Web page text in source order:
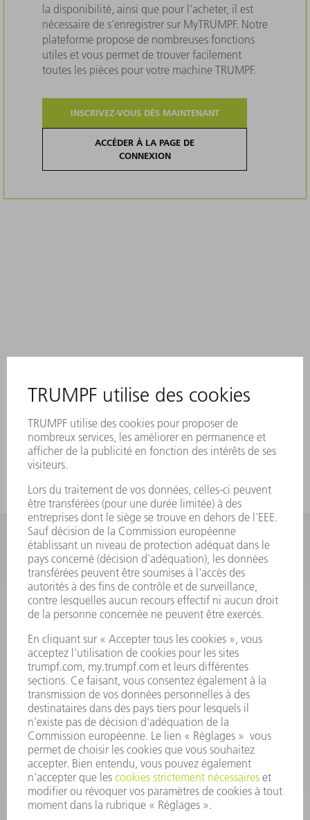
la disponibilité, ainsi que pour l'acheter, il est
nécessaire de s'enregistrer sur MyTRUMPF. Notre
plateforme propose de nombreuses fonctions
utiles et vous permet de trouver facilement
toutes les pièces pour votre machine TRUMPF.
INSCRIVEZ-VOUS DÈS MAINTENANT
ACCÉDER À LA PAGE DE
CONNEXION
INFORMATION
Foire aux questions
Termes et conditions
CONTACT
01 48 17 37 73
Lun - Jeu 08:00h - 16:30h
Ven 08:00h - 12:30h
outillages@fr.TRUMPF.com
CONTACT
Pièces Détachées
01 48 17 37 57
Lun – Ven 8:30h - 17:30h
pieces.detachees@trumpf.com